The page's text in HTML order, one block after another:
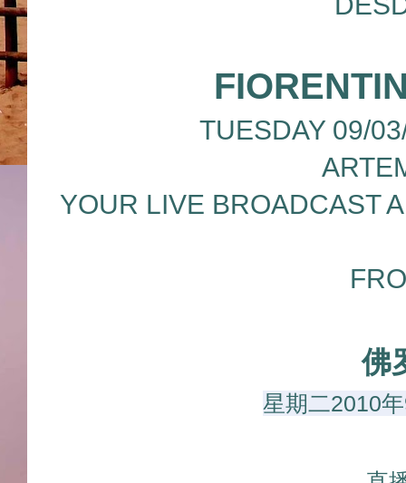
TUESDAY 09/
YOUR LIVE BROADCAST
佛
星期二2010